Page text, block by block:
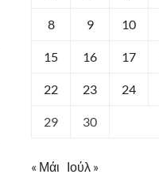
8 9 10
15 16 17
22 23 24
29 30
« Μάι Ιούλ »